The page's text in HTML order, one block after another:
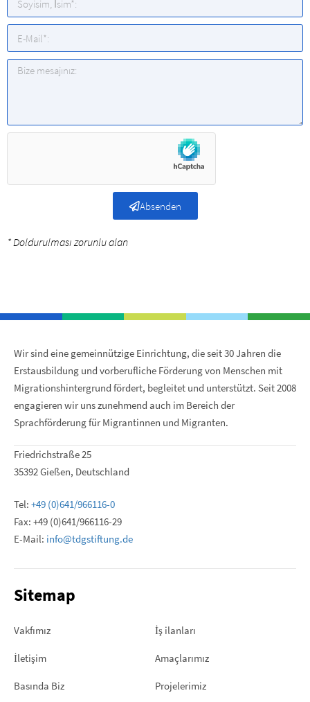
Absenden
* Doldurulması zorunlu alan
Wir sind eine gemeinnützige Einrichtung, die seit 30 Jahren die
Erstausbildung und vorberufliche Förderung von Menschen mit
Migrationshintergrund fördert, begleitet und unterstützt. Seit 2008
engagieren wir uns zunehmend auch im Bereich der
Sprachförderung für Migrantinnen und Migranten.
Friedrichstraße 25
35392 Gießen, Deutschland
Tel: +49 (0)641/966116-0
Fax: +49 (0)641/966116-29
E-Mail: info@tdgstiftung.de
Sitemap
Vakfımız İş ilanları
İletişim Amaçlarımız
Basında Biz Projelerimiz